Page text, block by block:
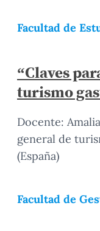
Facultad de
“Claves
turismo
Docente:
general de
(España)
Facultad de